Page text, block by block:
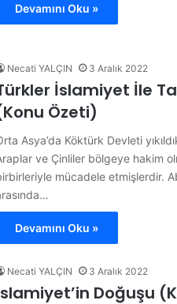
Devamını Oku »
Necati YALÇIN 3 Aralık 2022
İslamiyet İle
Özeti)
Asya’da Köktürk Devleti
ve Çinliler bölgeye hakim
mücadele etmişlerdir.
Devamını Oku »
Necati YALÇIN 3 Aralık 2022
Doğuşu